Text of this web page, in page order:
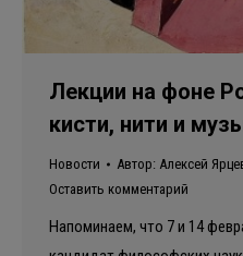
Лекции на фоне
кисти, нити и
Новости Автор: Алексей
Оставить комментарий
Напоминаем, что 7 и 14